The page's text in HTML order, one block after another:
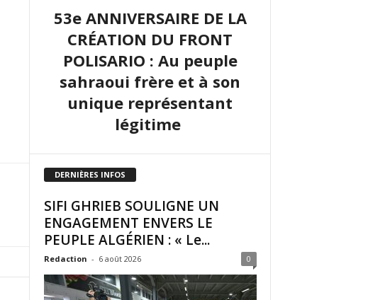
53e ANNIVERSAIRE DE LA
CRÉATION DU FRONT
POLISARIO : Au peuple
sahraoui frère et à son
unique représentant
légitime
DERNIÈRES INFOS
SIFI GHRIEB SOULIGNE UN
ENGAGEMENT ENVERS LE
PEUPLE ALGÉRIEN : « Le...
Redaction - 6 août 2026 0